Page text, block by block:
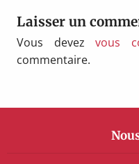
l’article
Laisser un
Vous devezvous
commentaire.